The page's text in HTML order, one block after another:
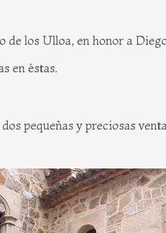
de los Ulloa, en honor a
en éstas.
pequeñas y preciosas